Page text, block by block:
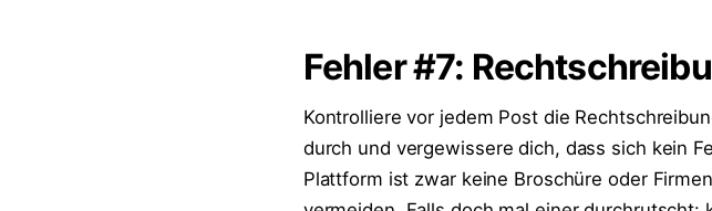
Fehler #7:
Kontrolliere vor jedem Post die
durch und vergewissere dich, dass sich kein
Plattform ist zwar keine Broschüre oder